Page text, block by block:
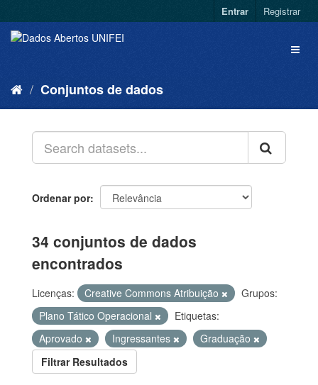
Entrar Registrar
Conjuntos de dados
Ordenar por
34 conjuntos de dados
encontrados
Licenças: Creative Commons Atribuição
Grupos:
Plano Tático Operacional
Etiquetas:
Aprovado
Ingressantes
Graduação
Filtrar Resultados